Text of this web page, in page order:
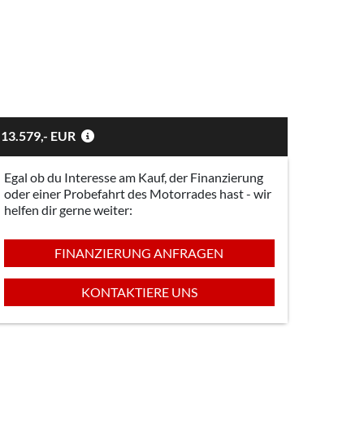
13.579,- EUR
Egal ob du Interesse am Kauf, der Finanzierung
oder einer Probefahrt des Motorrades hast - wir
helfen dir gerne weiter:
FINANZIERUNG ANFRAGEN
KONTAKTIERE UNS